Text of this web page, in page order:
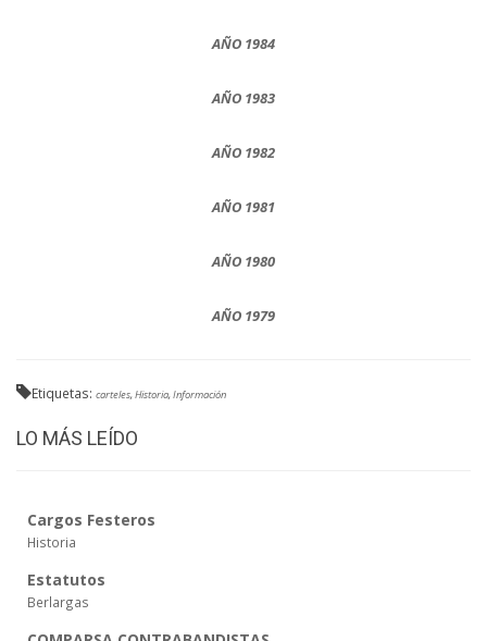
AÑO 1984
AÑO 1983
AÑO 1982
AÑO 1981
AÑO 1980
AÑO 1979
Etiquetas: carteles,Historia,Información
LO MÁS LEÍDO
Cargos Festeros
Historia
Estatutos
Berlargas